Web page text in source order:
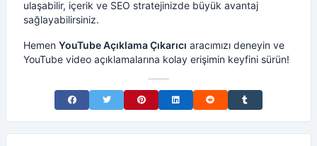
ulaşabilir, içerik ve SEO stratejinizde büyük avantaj
sağlayabilirsiniz.
Hemen YouTube Açıklama Çıkarıcı aracımızı deneyin ve
YouTube video açıklamalarına kolay erişimin keyfini sürün!
Share on Facebook
Share on TwitterShare on Pinterest
Share on LinkedIn
Share on RedditShare on Tumblr